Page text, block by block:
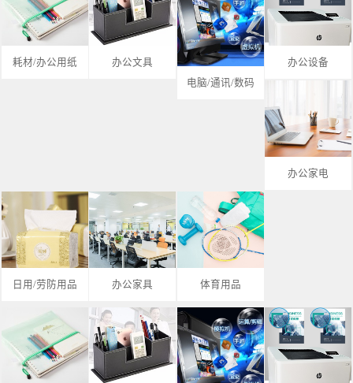
耗材/办公用纸
办公文具
电脑/通讯/数码
办公设备
办公家电
日用/劳防用品 办公家具 体育用品